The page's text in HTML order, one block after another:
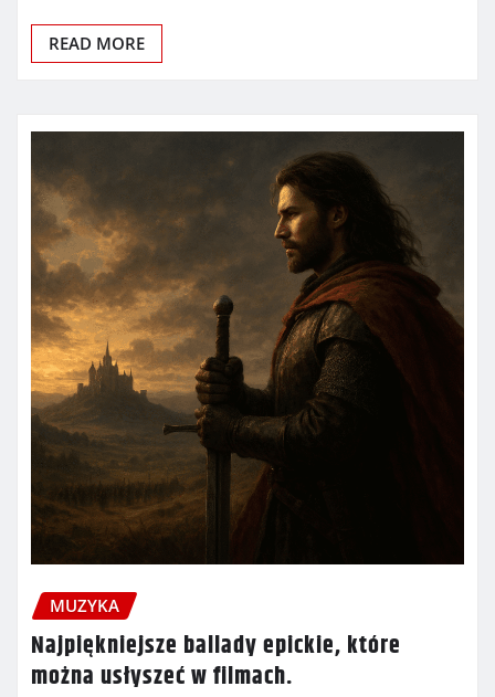
READ MORE
MUZYKA
Najpiękniejsze ballady epickie, które
można usłyszeć w filmach.